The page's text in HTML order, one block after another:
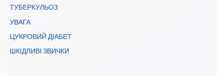
ТУБЕРКУЛЬОЗ
УВАГА
ЦУКРОВИЙ ДІАБЕТ
ШКІДЛИВІ ЗВИЧКИ